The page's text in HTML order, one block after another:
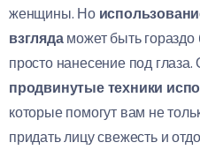
женщины. Но
взглядаможет быть
просто нанесение под глаза.
продвинутые техники
которые помогут вам не
придать лицу свежесть и